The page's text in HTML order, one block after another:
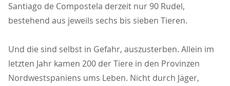
Santiago de Compostela derzeit nur 90 Rudel,
bestehend aus jeweils sechs bis sieben Tieren.
Und die sind selbst in Gefahr, auszusterben. Allein im
letzten Jahr kamen 200 der Tiere in den Provinzen
Nordwestspaniens ums Leben. Nicht durch Jäger,